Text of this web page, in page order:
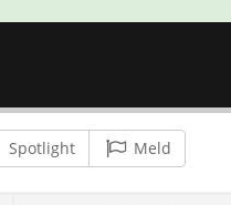
Spotlight Meld